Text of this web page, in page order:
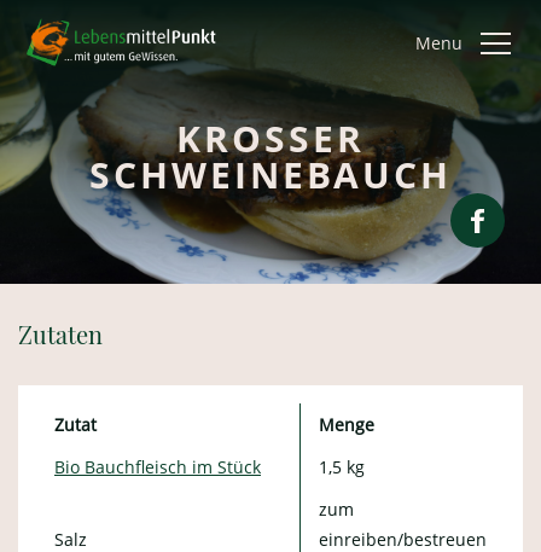
Menu
KROSSER
SCHWEINEBAUCH
Zutaten
Zutat
Menge
Bio Bauchfleisch im Stück
1,5 kg
Salz
zum
einreiben/bestreuen